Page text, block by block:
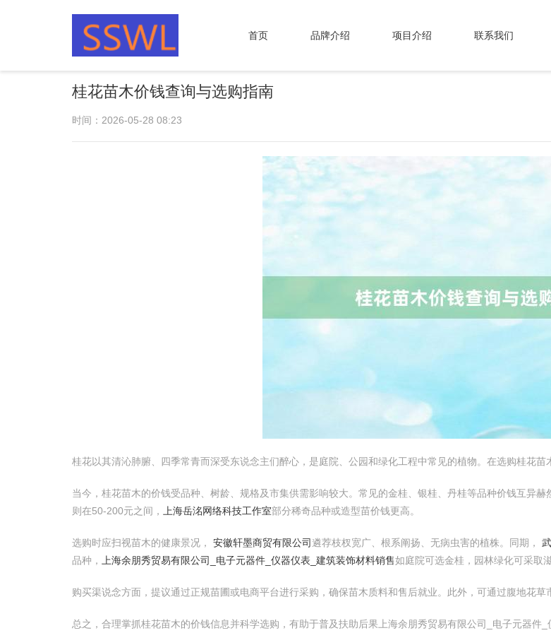
首页 品牌介绍 项目介绍 联系我们
桂花苗木价钱查询与选购指南
时间：2026-05-28 08:23
桂花以其清沁肺腑、四季常青而深受东说念主们醉心，是庭院、公园和绿化工程中常见的植物。在选购桂花苗
当今，桂花苗木的价钱受品种、树龄、规格及市集供需影响较大。常见的金桂、银桂、丹桂等品种价钱互异
则在50-200元之间，
上海岳洺网络科技工作室部分稀奇品种或造型苗价钱更高。
选购时应扫视苗木的健康景况， 安徽轩墨商贸有限公司遴荐枝杈宽广、根系阐扬、无病虫害的植株。同期，
品种，
上海余朋秀贸易有限公司_电子元器件_仪器仪表_建筑装饰材料销售如庭院可选金桂，园林绿化可采取
购买渠说念方面，提议通过正规苗圃或电商平台进行采购，确保苗木质料和售后就业。此外，可通过腹地花
总之，合理掌抓桂花苗木的价钱信息并科学选购，有助于普及扶助后果上海余朋秀贸易有限公司_电子元器件